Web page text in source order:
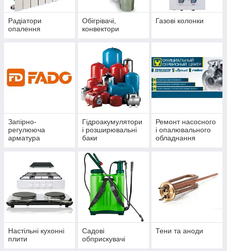
Радіатори
опалення
Обігрівачі,
конвектори
Газові колонки
Запірно-
регулююча
арматура
Гідроакумулятори
і розширювальні
баки
Ремонт насосного
і опалювального
обладнання
Настільні кухонні
плити
Садові
обприскувачі
Тени та аноди